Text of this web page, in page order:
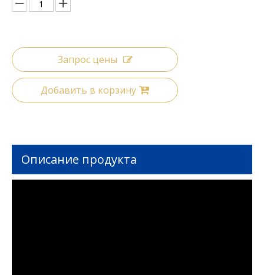
Запрос цены
Добавить в корзину
Описание продукта